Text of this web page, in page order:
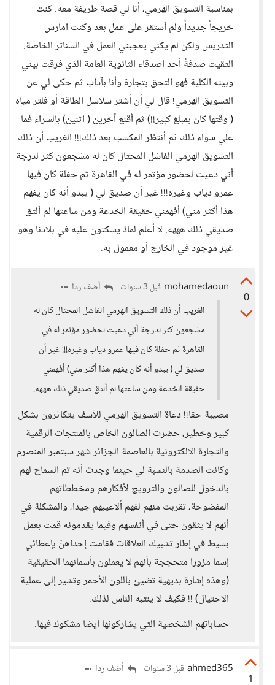
بمناسبة التسويق الهرمي، أنا لي قصة طريفة معه. كنت
خريجاً جديداً ولم أستقر على عمل بعد وكنت امارس
التدريس ولكن لم يكني يعجبني العمل في السناتر الخاصة.
التقيت صدفةً أحد أصدقاء الثانوية العامة الذي فرقت بيني
وبينه الكلية فهو التحق بتجارة وأنا بآداب ثم حكى لي عن
التسويق الهرمي! قال لي أن أشتر سلاسل الطاقة أو فلتر مياه
( وقتها كان بمبلغ كبير!!) ثم أقنع آخرين ( اثنين) بالشراء فما
علي سواء ذلك ثم أنتظر المكسب بعد ذلك!!! الغريب أن ذلك
التسويق الهرمي الفاشل المحتال كان له مشجعون كثر لدرجة
أني دعيت لحضور مؤتمر له في القاهرة ثم حفلة كان فيها
عمرو دياب وغيره!!! غير أن صديق لي ( يبدو أنه كان يفهم
هذا أكثر مني) أفهمني حقيقة الخدعة ومن ساعتها لم ألتق
صديقي ذلك هههه. لا أعلم لماذ يسكتون عليه في بلادنا وهو
غير موجود في الخارج أو معمول به.
0
mohamedaoun قبل 3 سنوات
أضف ردا
الغريب أن ذلك التسويق الهرمي الفاشل المحتال كان له
مشجعون كثر لدرجة أني دعيت لحضور مؤتمر له في
القاهرة ثم حفلة كان فيها عمرو دياب وغيره!!! غير أن
صديق لي ( يبدو أنه كان يفهم هذا أكثر مني) أفهمني
حقيقة الخدعة ومن ساعتها لم ألتق صديقي ذلك هههه.
مصيبة حقا!! دعاة التسويق الهرمي للأسف يتكاثرون بشكل
كبير وخطير، حضرت الصالون الخاص بالمنتجات الرقمية
والتجارة الالكترونية بالعاصمة الجزائر شهر سبتمبر المنصرم
وكانت الصدمة بالنسبة لي حينما وجدت أنه تم السماح لهم
بالدخول للصالون والترويج لأفكارهم ومخططاتهم
المفضوحة، تقربت منهم لفهم ألاعيبهم جيدا، والمشكلة في
أنهم لا يثقون حتى في أنفسهم وفيما يقدمونه قمت بعمل
بسيط في إطار تشبيك العلاقات فقامت إحداهنّ بإعطائي
إسما مزورا متحججة بأنهم لا يعملون بأسمائهما الحقيقية
(وهذه إشارة بديهية تضيئ باللون الأحمر وتشير إلى عملية
الاحتيال) !! فكيف لا ينتبه الناس لذلك.
حساباتهم الشخصية التي يشاركونها أيضا مشكوك فيها.
1
ahmed365 قبل 3 سنوات أضف ردا